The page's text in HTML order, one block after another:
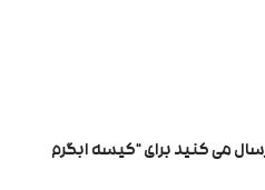
می کنید برای “کیسه ابگرم